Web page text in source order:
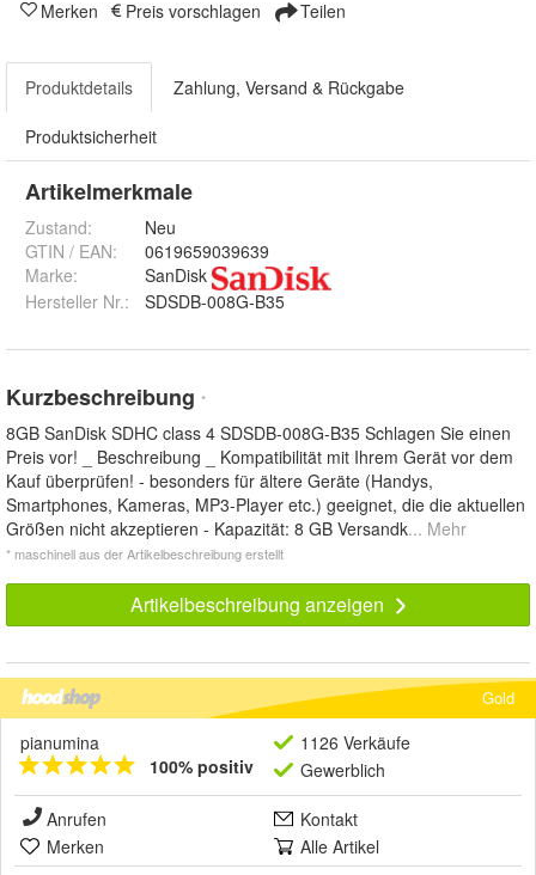
Merken Preis vorschlagen Teilen
Produktdetails Zahlung, Versand & Rückgabe
Produktsicherheit
Artikelmerkmale
Zustand:
Neu
GTIN / EAN:
0619659039639
Marke:
SanDisk
Hersteller Nr.:
SDSDB-008G-B35
Kurzbeschreibung *
8GB SanDisk SDHC class 4 SDSDB-008G-B35 Schlagen Sie einen
Preis vor! _ Beschreibung _ Kompatibilität mit Ihrem Gerät vor dem
Kauf überprüfen! - besonders für ältere Geräte (Handys,
Smartphones, Kameras, MP3-Player etc.) geeignet, die die aktuellen
Größen nicht akzeptieren - Kapazität: 8 GB Versandk... Mehr
* maschinell aus der Artikelbeschreibung erstellt
Artikelbeschreibung anzeigen
Gold
pianumina
100% positiv
1126 Verkäufe
Gewerblich
Anrufen
Kontakt
Merken
Alle Artikel